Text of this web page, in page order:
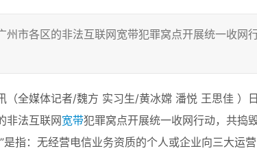
州市各区的非法互联网宽带犯罪窝点开展统一收网
（全媒体记者/魏方 实习生/黄冰嫦 潘悦 王思佳 ）
非法互联网宽带犯罪窝点开展统一收网行动，共捣
是指：无经营电信业务资质的个人或企业向三大运